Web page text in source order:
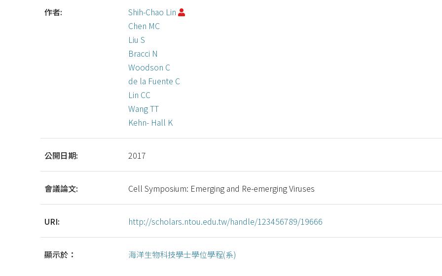
作者:
Shih-Chao Lin
Chen MC
Liu S
Bracci N
Woodson C
de la Fuente C
Lin CC
Wang TT
Kehn- Hall K
公開日期: 2017
會議論文: Cell Symposium: Emerging and Re-emerging Viruses
URI: http://scholars.ntou.edu.tw/handle/123456789/19666
顯示於： 海洋生物科技學士學位學程(系)